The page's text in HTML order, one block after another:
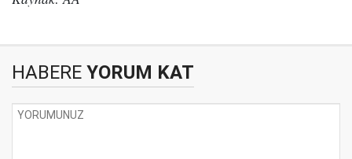
HABERE YORUM KAT